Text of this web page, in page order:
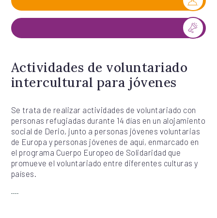
Actividades de voluntariado
intercultural para jóvenes
Se trata de realizar actividades de voluntariado con
personas refugiadas durante 14 días en un alojamiento
social de Derio, junto a personas jóvenes voluntarias
de Europa y personas jóvenes de aquí, enmarcado en
el programa Cuerpo Europeo de Solidaridad que
promueve el voluntariado entre diferentes culturas y
países.